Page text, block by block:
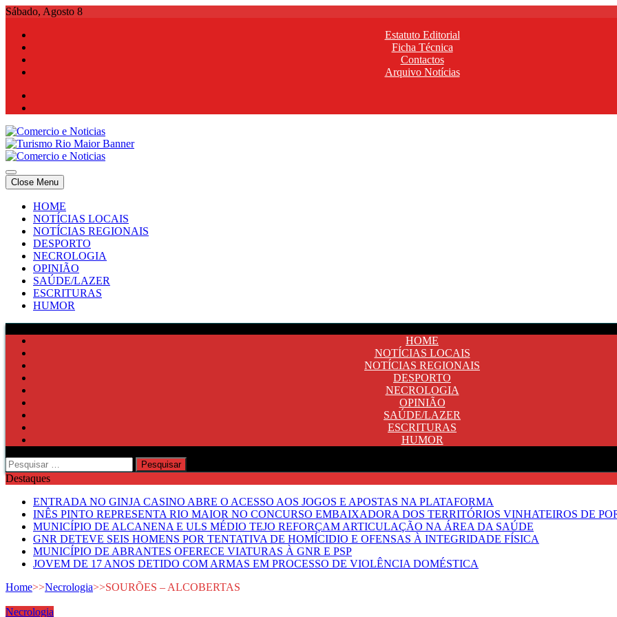
Skip
content
Sábado, Agosto 8
Estatuto Editorial
Ficha Técnica
Contactos
Arquivo Notícias
Comercio e Noticias
Notícias e Publicidade Online
Comercio e Noticias
Notícias e Publicidade Online
Close Menu
HOME
NOTÍCIAS LOCAIS
NOTÍCIAS REGIONAIS
DESPORTO
NECROLOGIA
OPINIÃO
SAÚDE/LAZER
ESCRITURAS
HUMOR
HOME
NOTÍCIAS LOCAIS
NOTÍCIAS REGIONAIS
DESPORTO
NECROLOGIA
OPINIÃO
SAÚDE/LAZER
ESCRITURAS
HUMOR
Pesquisar
por:
Destaques
ENTRADA NO GINJA CASINO ABRE O ACESSO AOS JOGOS E APOSTAS NA PLATAFORMA
INÊS PINTO REPRESENTA RIO MAIOR NO CONCURSO EMBAIXADORA DOS TERRITÓRIOS VINHATEIROS DE
MUNICÍPIO DE ALCANENA E ULS MÉDIO TEJO REFORÇAM ARTICULAÇÃO NA ÁREA DA SAÚDE
GNR DETEVE SEIS HOMENS POR TENTATIVA DE HOMÍCIDIO E OFENSAS À INTEGRIDADE FÍSICA
MUNICÍPIO DE ABRANTES OFERECE VIATURAS À GNR E PSP
JOVEM DE 17 ANOS DETIDO COM ARMAS EM PROCESSO DE VIOLÊNCIA DOMÉSTICA
Home>>Necrologia>>SOURÕES – ALCOBERTAS
Necrologia